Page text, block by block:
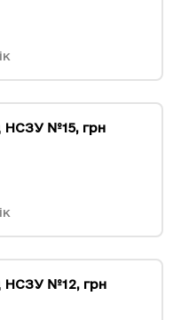
НСЗУ №15, грн
НСЗУ №12, грн